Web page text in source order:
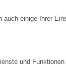
einige Ihrer
und